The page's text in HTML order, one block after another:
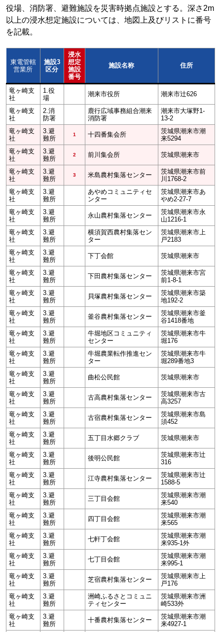
役場、消防署、避難施設を災害時拠点施設とする。深さ2m
以上の浸水想定施設については、地図上及びリストに番号
を記載。
東電管轄
営業所
施設3
区分
浸水
想定
施設
番号
施設名称 住所
竜ヶ崎支
社
1.役
場
潮来市役所 潮来市辻626
竜ヶ崎支
社
2.消
防署
鹿行広域事務組合潮来
消防署
潮来市大塚野1-
13-2
竜ヶ崎支
社
3.避
難所
1 十四番集会所
茨城県潮来市潮
来5294
竜ヶ崎支
社
3.避
難所
2 前川集会所 茨城県潮来市
竜ヶ崎支
社
3.避
難所
3 米島農村集落センター
茨城県潮来市前
川1768-2
竜ヶ崎支
社
3.避
難所
あやめコミュニティセ
ンター
茨城県潮来市あ
やめ2-27-7
竜ヶ崎支
社
3.避
難所
永山農村集落センター
茨城県潮来市永
山1216-1
竜ヶ崎支
社
3.避
難所
横須賀西農村集落セン
ター
茨城県潮来市上
戸2183
竜ヶ崎支
社
3.避
難所
下丁会館 茨城県潮来市
竜ヶ崎支
社
3.避
難所
下田農村集落センター
茨城県潮来市宮
前1-8-1
竜ヶ崎支
社
3.避
難所
貝塚農村集落センター
茨城県潮来市築
地192-2
竜ヶ崎支
社
3.避
難所
釜谷農村集落センター
茨城県潮来市釜
谷1418番地
竜ヶ崎支
社
3.避
難所
牛堀地区コミュニティ
センター
茨城県潮来市牛
堀176
竜ヶ崎支
社
3.避
難所
牛堀農業転作推進セン
ター
茨城県潮来市牛
堀289番地3
竜ヶ崎支
社
3.避
難所
曲松公民館 茨城県潮来市
竜ヶ崎支
社
3.避
難所
古高農村集落センター
茨城県潮来市古
高3257
竜ヶ崎支
社
3.避
難所
古宿農村集落センター
茨城県潮来市島
須452
竜ヶ崎支
社
3.避
難所
五丁目水郷クラブ 茨城県潮来市
竜ヶ崎支
社
3.避
難所
後明公民館
茨城県潮来市辻
316
竜ヶ崎支
社
3.避
難所
江寺農村集落センター
茨城県潮来市辻
1588-5
竜ヶ崎支
社
3.避
難所
三丁目会館
茨城県潮来市潮
来540
竜ヶ崎支
社
3.避
難所
四丁目会館
茨城県潮来市潮
来565
竜ヶ崎支
社
3.避
難所
七軒丁会館
茨城県潮来市潮
来935-1外
竜ヶ崎支
社
3.避
難所
七丁目会館
茨城県潮来市潮
来995-1
竜ヶ崎支
社
3.避
難所
芝宿農村集落センター
茨城県潮来市上
戸176
竜ヶ崎支
社
3.避
難所
洲崎ふるさとコミュニ
ティセンター
茨城県潮来市洲
崎533外
竜ヶ崎支
社
3.避
難所
十番農村集落センター
茨城県潮来市潮
来4927-1